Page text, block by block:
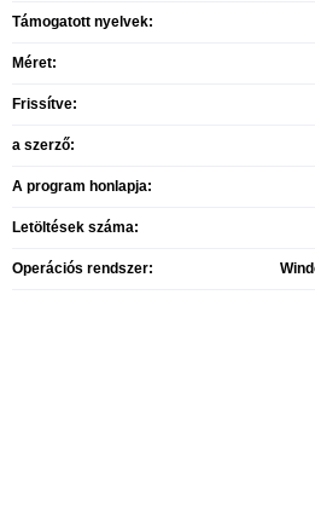
Támogatott nyelvek:
Méret:
Frissítve:
a szerző:
A program honlapja:
Letöltések száma:
Operációs rendszer: